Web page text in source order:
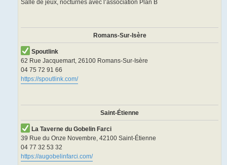
Salle de jeux, nocturnes avec l’association Plan B
Romans-Sur-Isère
Spoutlink
62 Rue Jacquemart, 26100 Romans-Sur-Isère
04 75 72 91 66
https://spoutlink.com/
Saint-Étienne
La Taverne du Gobelin Farci
39 Rue du Onze Novembre, 42100 Saint-Étienne
04 77 32 53 32
https://augobelinfarci.com/